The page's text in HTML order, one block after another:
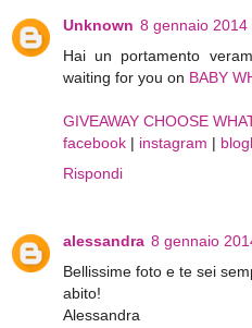
Unknown 8 gennaio
Hai un portamento
waiting for you on BABY
GIVEAWAY CHOOSE
facebook | instagram |
Rispondi
alessandra 8 gennaio
Bellissime foto e te sei
abito!
Alessandra